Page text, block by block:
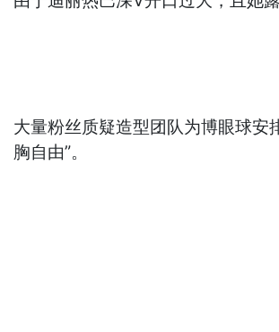
大量粉丝质疑造型团队为博眼球安
胸自由”。